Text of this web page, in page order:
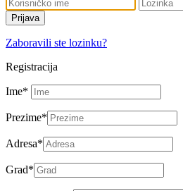
Zaboravili ste lozinku?
Registracija
Ime*
Prezime*
Adresa*
Grad*